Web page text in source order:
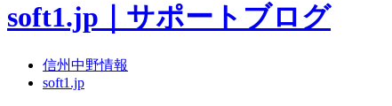
soft1.jp｜サポートブログ
信州中野情報
soft1.jp